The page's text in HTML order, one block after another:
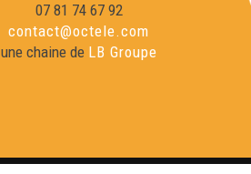
07 81 74 67 92
contact@octele.com
une chaine de LB Groupe